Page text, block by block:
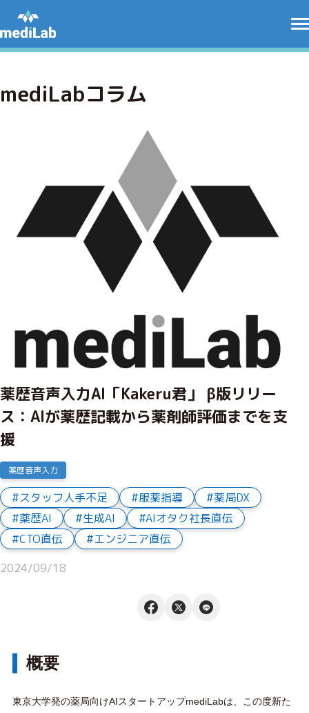
mediLabコラム
薬歴音声入力AI「Kakeru君」 β版リリー
ス：AIが薬歴記載から薬剤師評価までを支
援
薬歴音声入力
スタッフ人手不足 服薬指導
薬局DX
薬歴AI
生成AI
AIオタク社長直伝
CTO直伝
エンジニア直伝
2024/09/18
概要
東京大学発の薬局向けAIスタートアップmediLabは、この度新た